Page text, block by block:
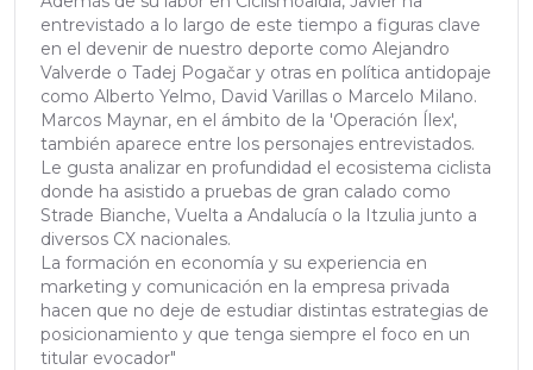
entrevistado a lo largo de este tiempo a figuras clave
en el devenir de nuestro deporte como Alejandro
Valverde o Tadej Pogačar y otras en política antidopaje
como Alberto Yelmo, David Varillas o Marcelo Milano.
Marcos Maynar, en el ámbito de la 'Operación Ílex',
también aparece entre los personajes entrevistados.
Le gusta analizar en profundidad el ecosistema ciclista
donde ha asistido a pruebas de gran calado como
Strade Bianche, Vuelta a Andalucía o la Itzulia junto a
diversos CX nacionales.
La formación en economía y su experiencia en
marketing y comunicación en la empresa privada
hacen que no deje de estudiar distintas estrategias de
posicionamiento y que tenga siempre el foco en un
titular evocador"